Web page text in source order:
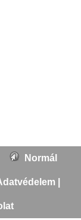
Normál
|